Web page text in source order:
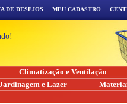
DE DESEJOS MEU CADASTRO
Climatização e Ventilação
e Lazer